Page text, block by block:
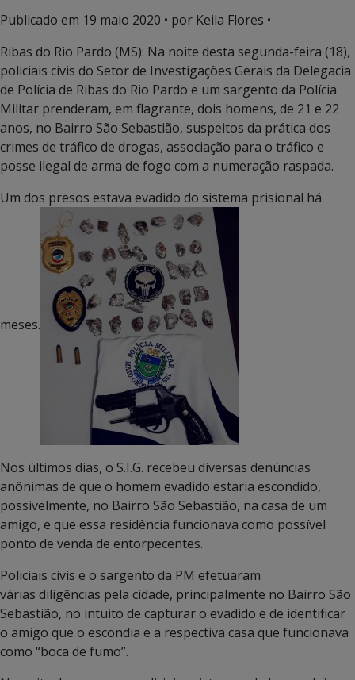
Publicado em 19 maio 2020 • por Keila Flores •
Ribas do Rio Pardo (MS): Na noite desta segunda-feira (18),
policiais civis do Setor de Investigações Gerais da Delegacia
de Polícia de Ribas do Rio Pardo e um sargento da Polícia
Militar prenderam, em flagrante, dois homens, de 21 e 22
anos, no Bairro São Sebastião, suspeitos da prática dos
crimes de tráfico de drogas, associação para o tráfico e
posse ilegal de arma de fogo com a numeração raspada.
Um dos presos estava evadido do sistema prisional há
meses.
Nos últimos dias, o S.I.G. recebeu diversas denúncias
anônimas de que o homem evadido estaria escondido,
possivelmente, no Bairro São Sebastião, na casa de um
amigo, e que essa residência funcionava como possível
ponto de venda de entorpecentes.
Policiais civis e o sargento da PM efetuaram
várias diligências pela cidade, principalmente no Bairro São
Sebastião, no intuito de capturar o evadido e de identificar
o amigo que o escondia e a respectiva casa que funcionava
como “boca de fumo”.